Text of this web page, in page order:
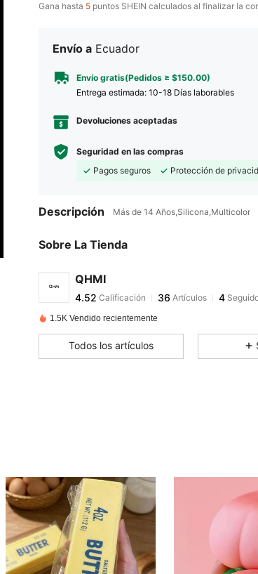
Gana hasta 5 puntos SHEIN calculados al finalizar la
Envío a Ecuador
Envío gratis(Pedidos ≥ $150.00)
Entrega estimada: 10-18 Días laborables
Devoluciones aceptadas
Seguridad en las compras
Pagos seguros
Protección de
Descripción Más de 14 Años,Silicona,Multicolor
Sobre La Tienda
QHMI
4.52
4.52
آ***لseguidoHace 1 día
1.5K Vendido recientemente
Todos los artículos